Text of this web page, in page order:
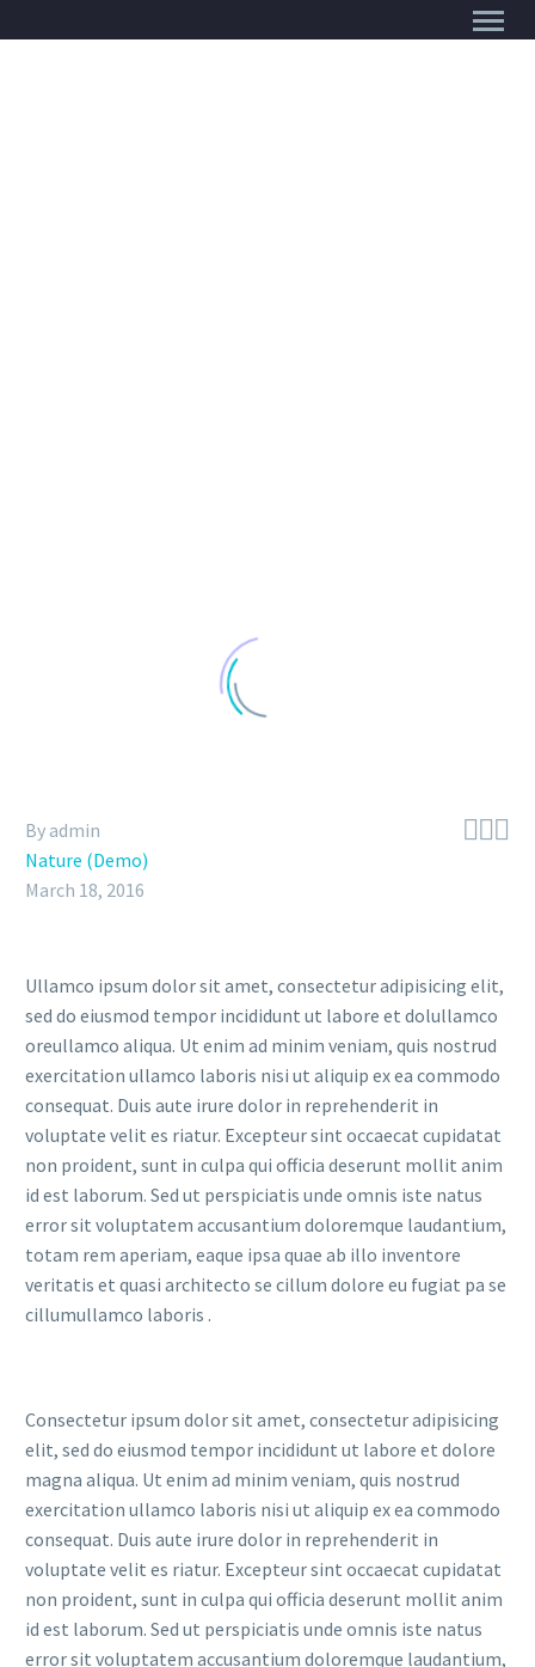

By admin
Nature (Demo)
March 18, 2016
Ullamco ipsum dolor sit amet, consectetur adipisicing elit,
sed do eiusmod tempor incididunt ut labore et dolullamco
oreullamco aliqua. Ut enim ad minim veniam, quis nostrud
exercitation ullamco laboris nisi ut aliquip ex ea commodo
consequat. Duis aute irure dolor in reprehenderit in
voluptate velit es riatur. Excepteur sint occaecat cupidatat
non proident, sunt in culpa qui officia deserunt mollit anim
id est laborum. Sed ut perspiciatis unde omnis iste natus
error sit voluptatem accusantium doloremque laudantium,
totam rem aperiam, eaque ipsa quae ab illo inventore
veritatis et quasi architecto se cillum dolore eu fugiat pa se
cillumullamco laboris .
Consectetur ipsum dolor sit amet, consectetur adipisicing
elit, sed do eiusmod tempor incididunt ut labore et dolore
magna aliqua. Ut enim ad minim veniam, quis nostrud
exercitation ullamco laboris nisi ut aliquip ex ea commodo
consequat. Duis aute irure dolor in reprehenderit in
voluptate velit es riatur. Excepteur sint occaecat cupidatat
non proident, sunt in culpa qui officia deserunt mollit anim
id est laborum. Sed ut perspiciatis unde omnis iste natus
error sit voluptatem accusantium doloremque laudantium,